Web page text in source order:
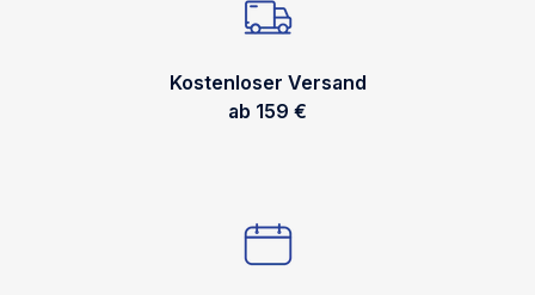
Kostenloser Versand
ab 159 €